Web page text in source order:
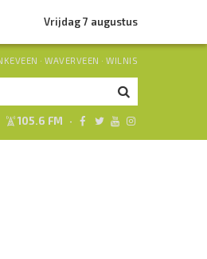
Vrijdag 7 augustus
· WAVERVEEN · WILNIS
105.6 FM ·